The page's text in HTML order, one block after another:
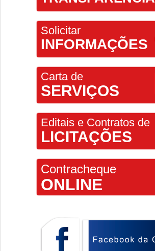
Solicitar
INFORMAÇÕES
Carta de
SERVIÇOS
Editais e Contratos de
LICITAÇÕES
Contracheque
ONLINE